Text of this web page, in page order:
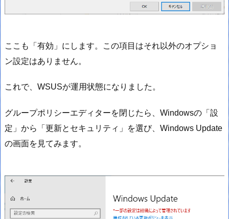
ここも「有効」にします。この項目はそれ以外のオプショ
ン設定はありません。
これで、WSUSが運用状態になりました。
グループポリシーエディターを閉じたら、Windowsの「設
定」から「更新とセキュリティ」を選び、Windows Update
の画面を見てみます。